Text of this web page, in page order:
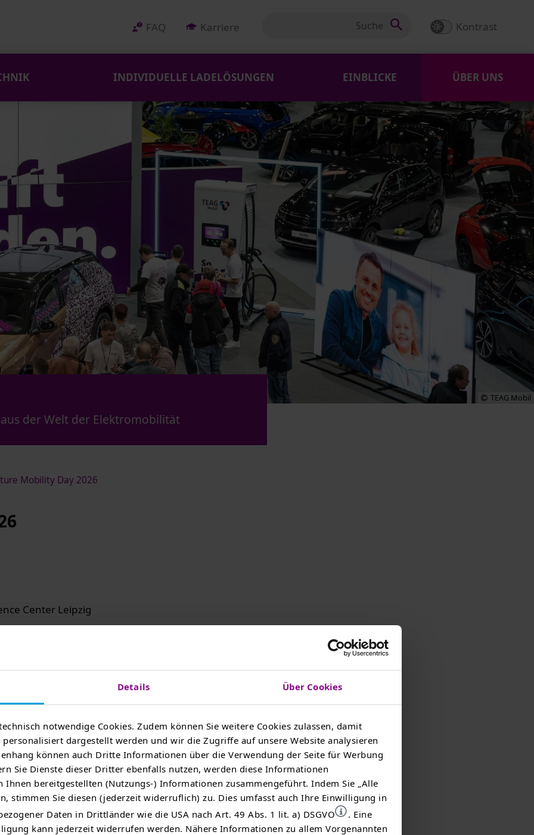
Details Über Cookies
notwendige Cookies. Zudem können Sie weitere Cookies zulassen, damit
dargestellt werden und wir die Zugriffe auf unsere Website analysieren
können auch Dritte Informationen über die Verwendung der Seite für Werbung
Sie Dienste dieser Dritter ebenfalls nutzen, werden diese Informationen
Ihnen bereitgestellten (Nutzungs-) Informationen zusammengeführt. Indem Sie „Alle
stimmen Sie diesen (jederzeit widerruflich) zu. Dies umfasst auch Ihre Einwilligung in
Daten in Drittländer wie die USA nach Art. 49 Abs. 1 lit. a) DSGVO
. Eine
kann jederzeit widerrufen werden. Nähere Informationen zu allem Vorgenannten
FAQ Karriere Kontrast
INDIVIDUELLE LADELÖSUNGEN EINBLICKE ÜBER UNS
TEAG Mobil
der Welt der Elektromobilität
Mobility Day 2026
Center Leipzig
innovative Fahrzeugtechnik und wertvoller
Mobility Day 2026 am 8. Juni 2026 konnten wir die neuesten
hautnah erleben. Ein besonderes Highlight war
viele Fahrzeuge bei Probefahrten selbst zu testen.
stand im Fokus der Gespräche mit Kunden und
wie wichtig ganzheitliche Lösungen für eine erfolgreiche
und die gelungene Veranstaltung. Wir freuen uns auf die
in Richtung nachhaltige Mobilität.